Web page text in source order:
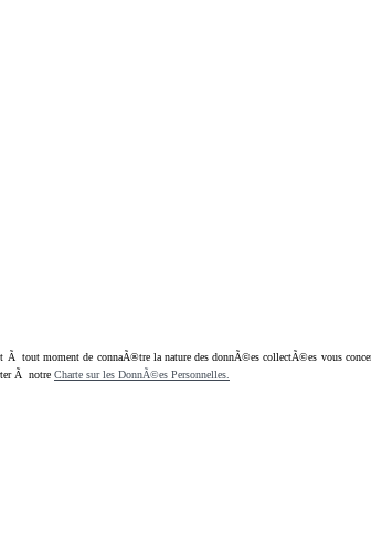
moment de connaÃ®tre la nature des donnÃ©es collectÃ©es vous
Ã notre Charte sur les DonnÃ©es Personnelles.